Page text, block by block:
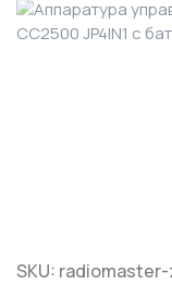
SKU: